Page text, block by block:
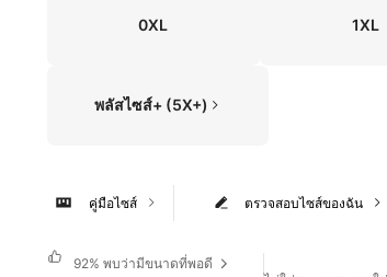
0XL 1XL
พลัสไซส์+ (5X+)
ตรวจสอบไซส์ของฉัน
คู่มือไซส์
92% พบว่ามีขนาดที่พอดี